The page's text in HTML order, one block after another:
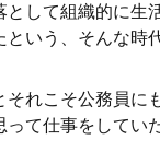
して組織的に生
いう、そんな時
れこそ公務員に
て仕事をしてい